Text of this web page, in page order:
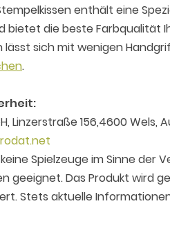
enthält eine
bietet die beste Farbqualität
lässt sich mit wenigen
.
Linzerstraße 156,4600 Wels,
Spielzeuge im Sinne der
geeignet. Das Produkt wird
Stets aktuelle